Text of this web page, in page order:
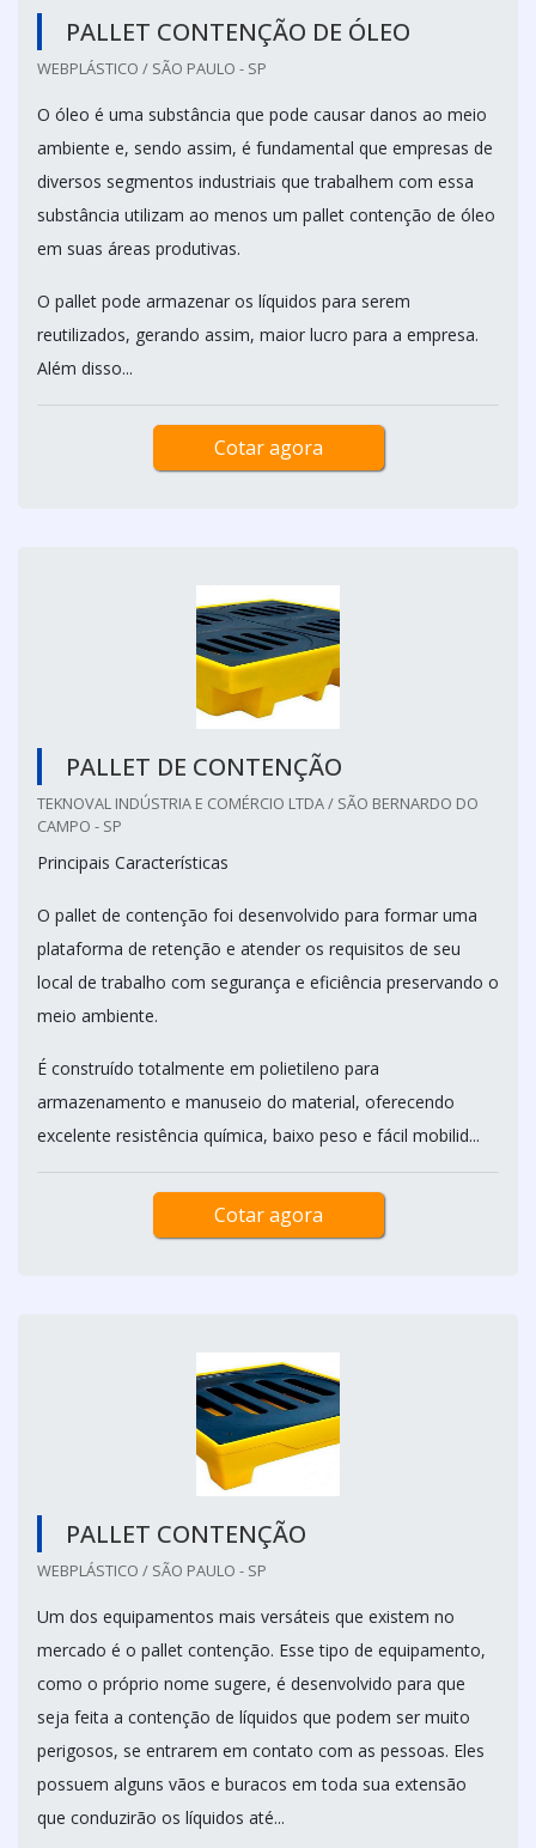
PALLET CONTENÇÃO DE ÓLEO
WEBPLÁSTICO / SÃO PAULO - SP
O óleo é uma substância que pode causar danos ao meio
ambiente e, sendo assim, é fundamental que empresas de
diversos segmentos industriais que trabalhem com essa
substância utilizam ao menos um pallet contenção de óleo
em suas áreas produtivas.
O pallet pode armazenar os líquidos para serem
reutilizados, gerando assim, maior lucro para a empresa.
Além disso...
Cotar agora
PALLET DE CONTENÇÃO
TEKNOVAL INDÚSTRIA E COMÉRCIO LTDA / SÃO BERNARDO DO
CAMPO - SP
Principais Características
O pallet de contenção foi desenvolvido para formar uma
plataforma de retenção e atender os requisitos de seu
local de trabalho com segurança e eficiência preservando o
meio ambiente.
É construído totalmente em polietileno para
armazenamento e manuseio do material, oferecendo
excelente resistência química, baixo peso e fácil mobilid...
Cotar agora
PALLET CONTENÇÃO
WEBPLÁSTICO / SÃO PAULO - SP
Um dos equipamentos mais versáteis que existem no
mercado é o pallet contenção. Esse tipo de equipamento,
como o próprio nome sugere, é desenvolvido para que
seja feita a contenção de líquidos que podem ser muito
perigosos, se entrarem em contato com as pessoas. Eles
possuem alguns vãos e buracos em toda sua extensão
que conduzirão os líquidos até...